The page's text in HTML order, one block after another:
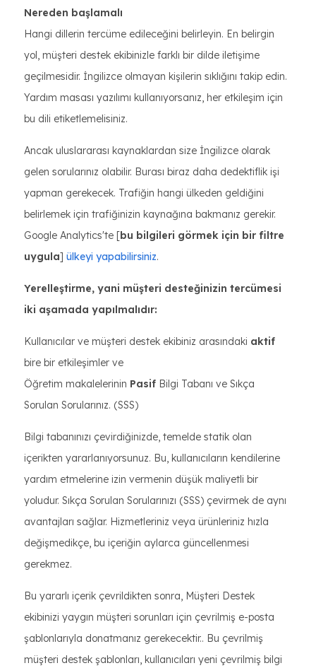
Nereden başlamalı
Hangi dillerin tercüme edileceğini belirleyin. En belirgin
yol, müşteri destek ekibinizle farklı bir dilde iletişime
geçilmesidir. İngilizce olmayan kişilerin sıklığını takip edin.
Yardım masası yazılımı kullanıyorsanız, her etkileşim için
bu dili etiketlemelisiniz.
Ancak uluslararası kaynaklardan size İngilizce olarak
gelen sorularınız olabilir. Burası biraz daha dedektiflik işi
yapman gerekecek. Trafiğin hangi ülkeden geldiğini
belirlemek için trafiğinizin kaynağına bakmanız gerekir.
Google Analytics'te [bu bilgileri görmek için bir filtre
uygula] ülkeyi yapabilirsiniz.
Yerelleştirme, yani müşteri desteğinizin tercümesi
iki aşamada yapılmalıdır:
Kullanıcılar ve müşteri destek ekibiniz arasındaki aktif
bire bir etkileşimler ve
Öğretim makalelerinin Pasif Bilgi Tabanı ve Sıkça
Sorulan Sorularınız. (SSS)
Bilgi tabanınızı çevirdiğinizde, temelde statik olan
içerikten yararlanıyorsunuz. Bu, kullanıcıların kendilerine
yardım etmelerine izin vermenin düşük maliyetli bir
yoludur. Sıkça Sorulan Sorularınızı (SSS) çevirmek de aynı
avantajları sağlar. Hizmetleriniz veya ürünleriniz hızla
değişmedikçe, bu içeriğin aylarca güncellenmesi
gerekmez.
Bu yararlı içerik çevrildikten sonra, Müşteri Destek
ekibinizi yaygın müşteri sorunları için çevrilmiş e-posta
şablonlarıyla donatmanız gerekecektir.. Bu çevrilmiş
müşteri destek şablonları, kullanıcıları yeni çevrilmiş bilgi